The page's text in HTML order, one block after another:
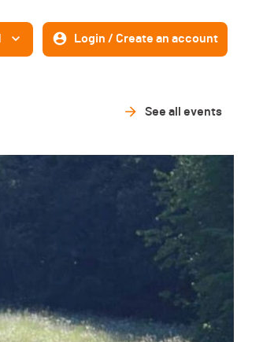
Login / Create an account
See all events